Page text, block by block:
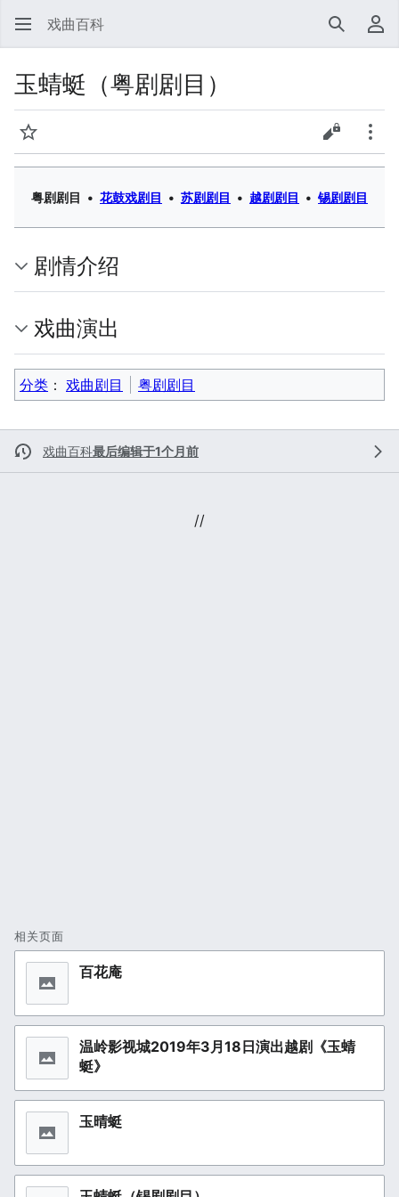
戏曲百科 搜索 用
玉蜻蜓（粤剧剧目）
监视 查看源代
更多
粤剧剧目 • 花鼓戏剧目 • 苏剧剧目 • 越剧剧目 • 锡剧剧目
剧情介绍
戏曲演出
分类 ：​ 戏曲剧目 粤剧剧目
戏曲百科最后编辑于1个月前
//
相关页面
百花庵
温岭影视城2019年3月18日演出越剧《玉蜻
蜓》
玉晴蜓